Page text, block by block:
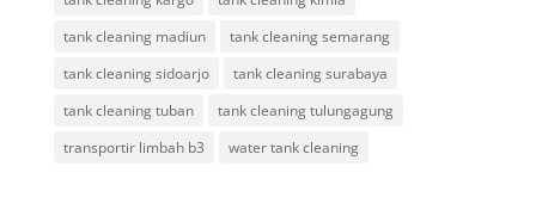
tank cleaning madiun
tank cleaning semarang
tank cleaning sidoarjo
tank cleaning surabaya
tank cleaning tuban
tank cleaning tulungagung
transportir limbah b3
water tank cleaning